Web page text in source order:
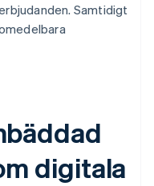
Samtidigt
digitala